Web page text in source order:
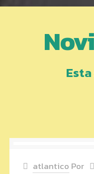
atlantico Por